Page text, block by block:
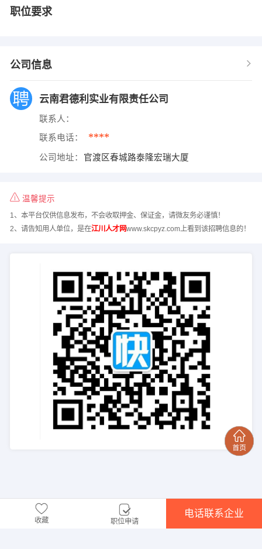
职位要求
公司信息
云南君德利实业有限责任公司
联系人：
联系电话： ****
公司地址： 官渡区春城路泰隆宏瑞大厦
温馨提示
1、本平台仅供信息发布，不会收取押金、保证金，请微友务必谨慎！
2、请告知用人单位，是在江川人才网www.skcpyz.com上看到该招聘信息的！
收藏 职位申请
电话联系企业